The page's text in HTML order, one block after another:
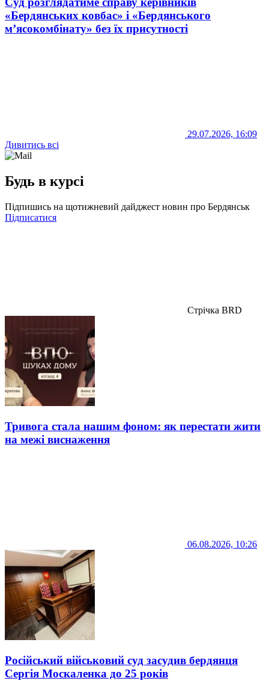
«Бердянських ковбас» і «Бердянського
м’ясокомбінату» без їх присутності
29.07.2026, 16:09
Дивитись всі
Будь в курсі
Підпишись на щотижневий дайджест новин про Бердянськ
Підписатися
Стрічка BRD
Тривога стала нашим фоном: як перестати жити
на межі виснаження
06.08.2026, 10:26
Російський військовий суд засудив бердянця
Сергія Москаленка до 25 років